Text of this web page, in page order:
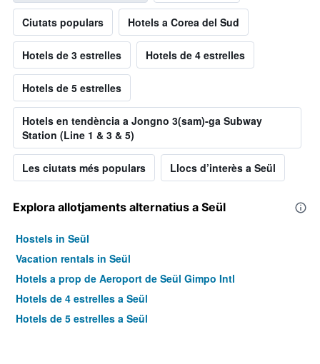
Ciutats populars Hotels a Corea del Sud
Hotels de 3 estrelles Hotels de 4 estrelles
Hotels de 5 estrelles
Hotels en tendència a Jongno 3(sam)-ga Subway
Station (Line 1 & 3 & 5)
Les ciutats més populars Llocs d’interès a Seül
Explora allotjaments alternatius a Seül
Hostels in Seül
Vacation rentals in Seül
Hotels a prop de Aeroport de Seül Gimpo Intl
Hotels de 4 estrelles a Seül
Hotels de 5 estrelles a Seül